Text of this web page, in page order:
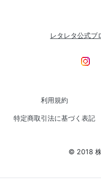
レタレタ公式ブ
利用規約
特定商取引法に基づく表記
© 2018